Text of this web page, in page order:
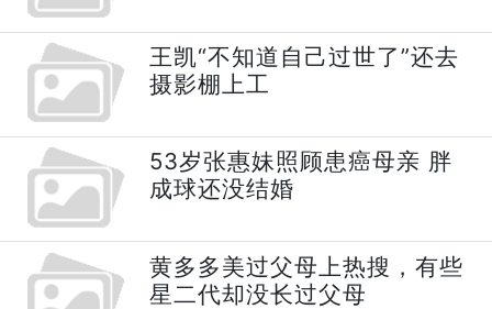
王凯“不知道自己过世了”还去
摄影棚上工
53岁张惠妹照顾患癌母亲 胖
成球还没结婚
黄多多美过父母上热搜，有些
星二代却没长过父母